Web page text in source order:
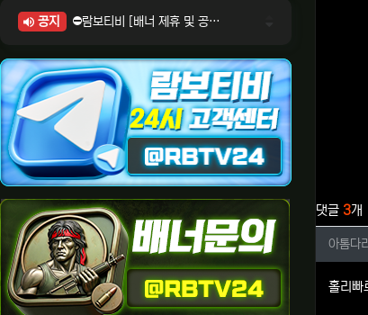
댓글 3개
아
아톰다리
홀리빠
공지
⛔람보티비 [배너 제휴 및 공식 입점 문의 안내]
⛔람보티비 [정회원 등급UP! 안내사항]
⛔람보티비 [채팅방 이용시 주의사항]
⛔람보티비 [공식보증업체 안내]